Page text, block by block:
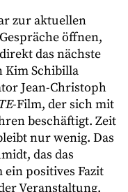
zur aktuellen
öffnen,
das nächste
Kim Schibilla
Jean-Christoph
-Film, der sich mit
beschäftigt. Zeit
nur wenig. Das
das das
positives Fazit
Veranstaltung.